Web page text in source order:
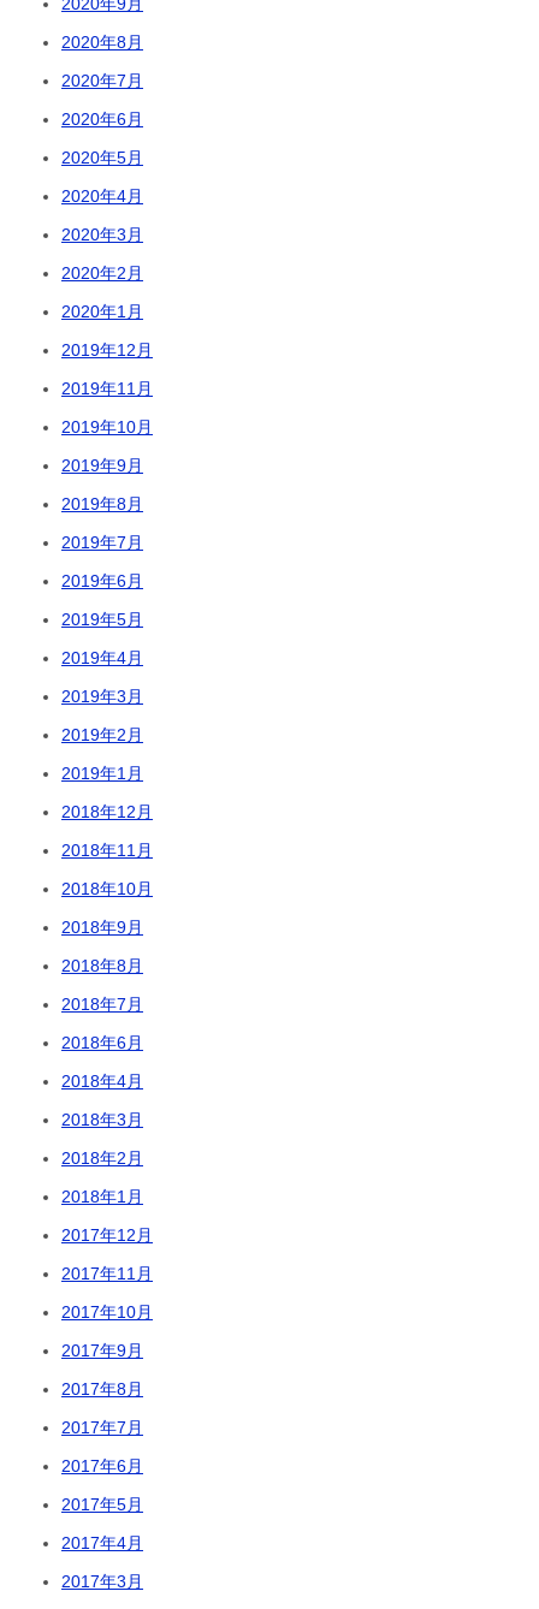
2020年8月
2020年7月
2020年6月
2020年5月
2020年4月
2020年3月
2020年2月
2020年1月
2019年12月
2019年11月
2019年10月
2019年9月
2019年8月
2019年7月
2019年6月
2019年5月
2019年4月
2019年3月
2019年2月
2019年1月
2018年12月
2018年11月
2018年10月
2018年9月
2018年8月
2018年7月
2018年6月
2018年4月
2018年3月
2018年2月
2018年1月
2017年12月
2017年11月
2017年10月
2017年9月
2017年8月
2017年7月
2017年6月
2017年5月
2017年4月
2017年3月